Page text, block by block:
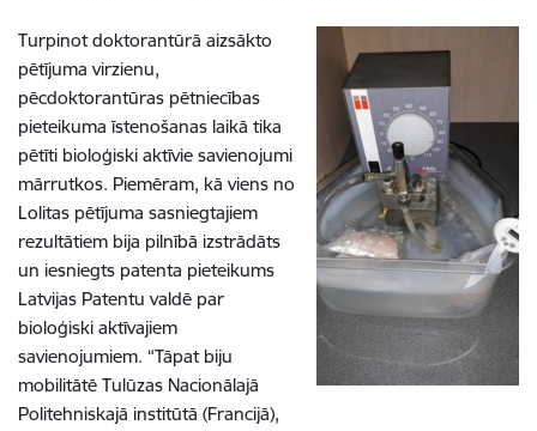
Turpinot doktorantūrā aizsākto
pētījuma virzienu,
pēcdoktorantūras pētniecības
pieteikuma īstenošanas laikā tika
pētīti bioloģiski aktīvie savienojumi
mārrutkos. Piemēram, kā viens no
Lolitas pētījuma sasniegtajiem
rezultātiem bija pilnībā izstrādāts
un iesniegts patenta pieteikums
Latvijas Patentu valdē par
bioloģiski aktīvajiem
savienojumiem. “Tāpat biju
mobilitātē Tulūzas Nacionālajā
Politehniskajā institūtā (Francijā),